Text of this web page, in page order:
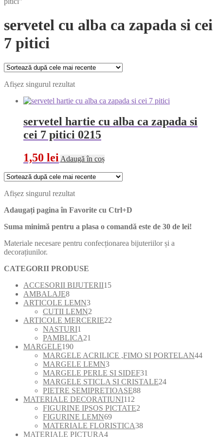
servetel cu alba ca zapada si cei
7 pitici
Afișez singurul rezultat
servetel hartie cu alba ca zapada si
cei 7 pitici 0215
1,50 lei Adaugă în coș
Afișez singurul rezultat
Adaugați pagina în Favorite cu Ctrl+D
Suma minimă pentru a plasa o comandă este de 30 de lei!
Materiale necesare pentru confecționarea bijuteriilor și a
decorațiunilor.
CATEGORII PRODUSE
ACCESORII BIJUTERII1515
AMBALAJE88
produse
ARTICOLE LEMN33
produse
CUTII LEMN2
produse
ARTICOLE MERCERIE22
NASTURI1
produs
PAMBLICA21
produse
MARGELE190190
de
produse
MARGELE ACRILICE ,FIMO SI PORTELAN4444
MARGELE LEMN33
produse
MARGELE PERLE SI SIDEF31
de
MARGELE STICLA SI CRISTALE2424
PIETRE SEMIPRETIOASE8888
MATERIALE DECORATIUNI112
produse
FIGURINE IPSOS PICTATE2
FIGURINE LEMN6969
de
MATERIALE FLORISTICA3838
MATERIALE PICTURA44